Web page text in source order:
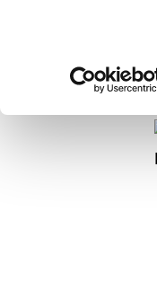
Pflanzen Erde